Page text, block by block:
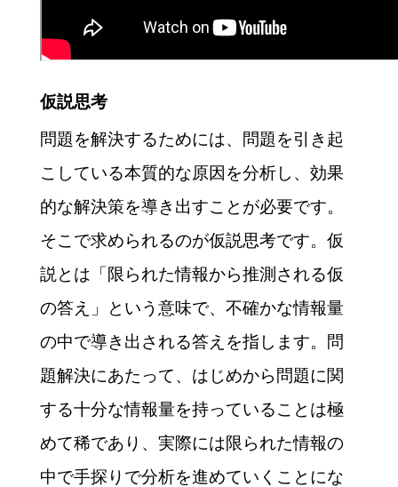
仮説思考
問題を解決するためには、問題を引き起
こしている本質的な原因を分析し、効果
的な解決策を導き出すことが必要です。
そこで求められるのが仮説思考です。仮
説とは「限られた情報から推測される仮
の答え」という意味で、不確かな情報量
の中で導き出される答えを指します。問
題解決にあたって、はじめから問題に関
する十分な情報量を持っていることは極
めて稀であり、実際には限られた情報の
中で手探りで分析を進めていくことにな